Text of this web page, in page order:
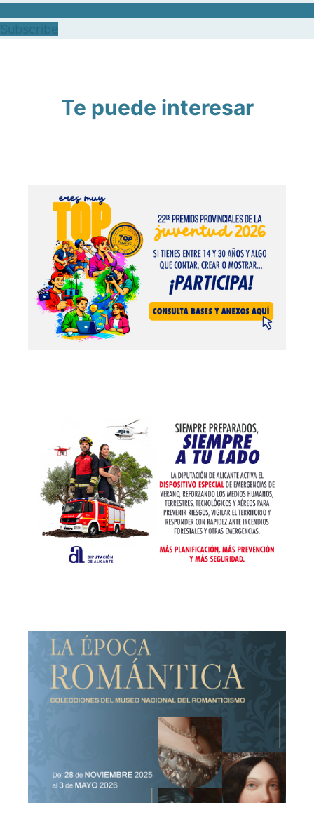
Te puede interesar